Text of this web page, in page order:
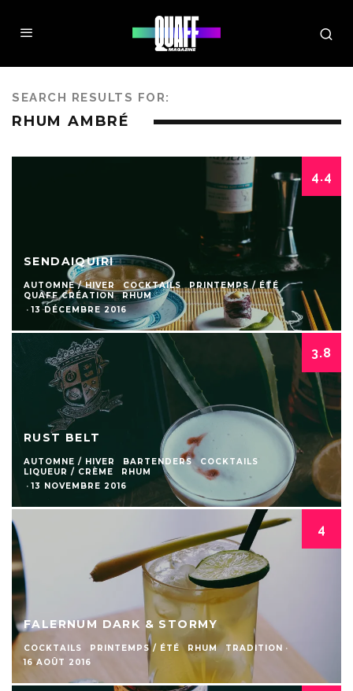
SEARCH RESULTS FOR:
RHUM AMBRÉ
4.4
SENDAIQUIRI
AUTOMNE / HIVER COCKTAILS
PRINTEMPS / ÉTÉ
QUAFF CRÉATION
RHUM
· 13 DÉCEMBRE 2016
3.8
RUST BELT
AUTOMNE / HIVER BARTENDERS
COCKTAILS
LIQUEUR / CRÈME
RHUM
· 13 NOVEMBRE 2016
4
FALERNUM DARK & STORMY
COCKTAILS PRINTEMPS / ÉTÉ RHUM TRADITION ·
16 AOÛT 2016